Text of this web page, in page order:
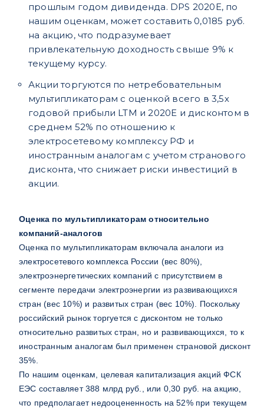
прошлым годом дивиденда. DPS 2020E, по
нашим оценкам, может составить 0,0185 руб.
на акцию, что подразумевает
привлекательную доходность свыше 9% к
текущему курсу.
Акции торгуются по нетребовательным
мультипликаторам с оценкой всего в 3,5х
годовой прибыли LTM и 2020Е и дисконтом в
среднем 52% по отношению к
электросетевому комплексу РФ и
иностранным аналогам с учетом странового
дисконта, что снижает риски инвестиций в
акции.
Оценка по мультипликаторам относительно
компаний-аналогов
Оценка по мультипликаторам включала аналоги из
электросетевого комплекса России (вес 80%),
электроэнергетических компаний с присутствием в
сегменте передачи электроэнергии из развивающихся
стран (вес 10%) и развитых стран (вес 10%). Поскольку
российский рынок торгуется с дисконтом не только
относительно развитых стран, но и развивающихся, то к
иностранным аналогам был применен страновой дисконт
35%.
По нашим оценкам, целевая капитализация акций ФСК
ЕЭС составляет 388 млрд руб., или 0,30 руб. на акцию,
что предполагает недооцененность на 52% при текущем